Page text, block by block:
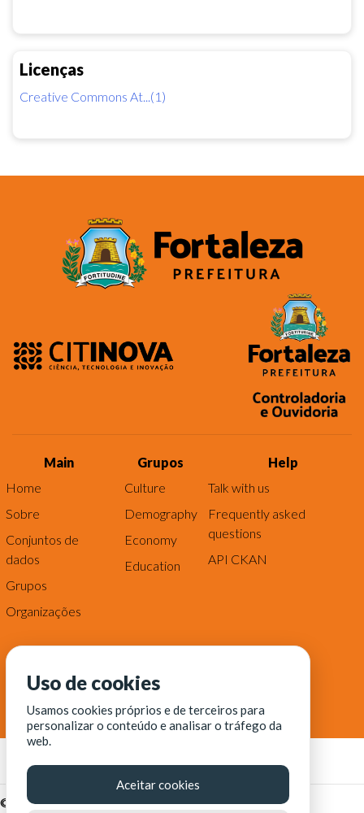
Licenças
Creative Commons At...(1)
Main
Home
Sobre
Conjuntos de
dados
Grupos
Organizações
Grupos
Culture
Demography
Economy
Education
Help
Talk with us
Frequently asked
questions
API CKAN
© Fortaleza Digital || CITINOVA - Fundação de Ciência,
Uso de cookies
Usamos cookies próprios e de terceiros para
personalizar o conteúdo e analisar o tráfego da
web.
Aceitar cookies